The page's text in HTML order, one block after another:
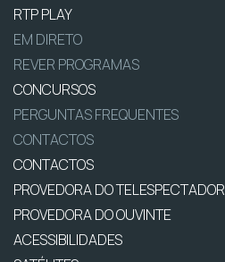
RTP PLAY
EM DIRETO
REVER PROGRAMAS
CONCURSOS
PERGUNTAS FREQUENTES
CONTACTOS
CONTACTOS
PROVEDORA DO TELESPECTADOR
PROVEDORA DO OUVINTE
ACESSIBILIDADES